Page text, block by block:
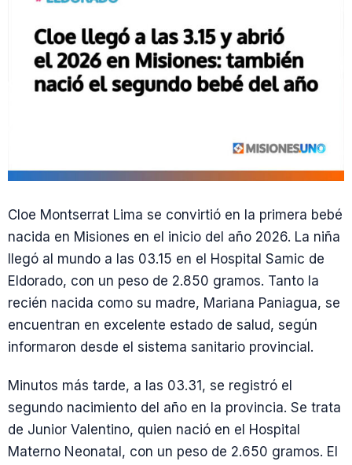
Cloe Montserrat Lima se convirtió en la primera bebé
nacida en Misiones en el inicio del año 2026. La niña
llegó al mundo a las 03.15 en el Hospital Samic de
Eldorado, con un peso de 2.850 gramos. Tanto la
recién nacida como su madre, Mariana Paniagua, se
encuentran en excelente estado de salud, según
informaron desde el sistema sanitario provincial.
Minutos más tarde, a las 03.31, se registró el
segundo nacimiento del año en la provincia. Se trata
de Junior Valentino, quien nació en el Hospital
Materno Neonatal, con un peso de 2.650 gramos. El